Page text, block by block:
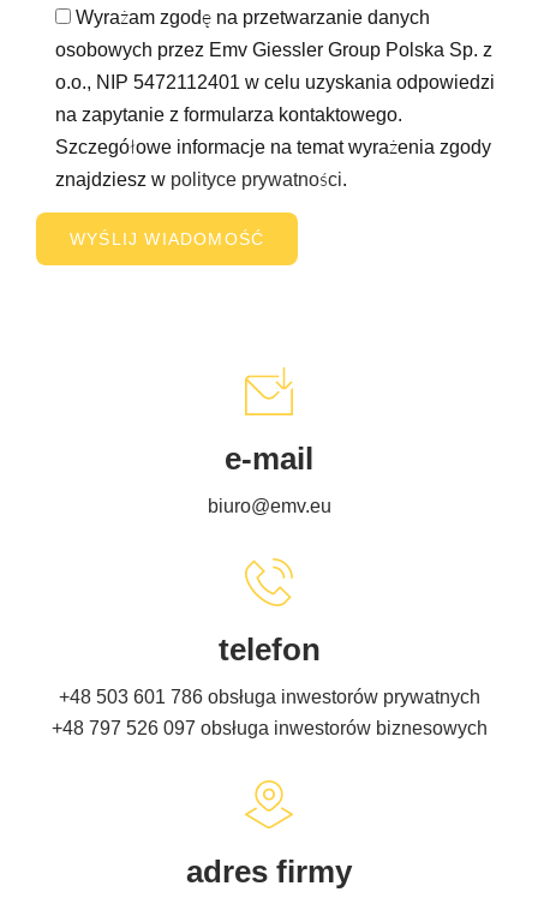
Wyrażam zgodę na przetwarzanie danych
osobowych przez Emv Giessler Group Polska Sp. z
o.o., NIP 5472112401 w celu uzyskania odpowiedzi
na zapytanie z formularza kontaktowego.
Szczegółowe informacje na temat wyrażenia zgody
znajdziesz w polityce prywatności.
e-mail
biuro@emv.eu
telefon
+48 503 601 786 obsługa inwestorów prywatnych
+48 797 526 097 obsługa inwestorów biznesowych
adres firmy